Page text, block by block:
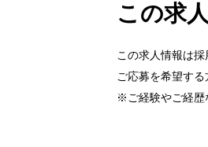
この求
この求人情報は
ご応募を希望する
※ご経験やご経歴